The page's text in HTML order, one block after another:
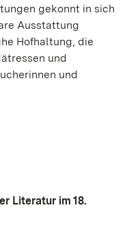
gekonnt in sich
Ausstattung
Hofhaltung, die
und
und
Literatur im 18.